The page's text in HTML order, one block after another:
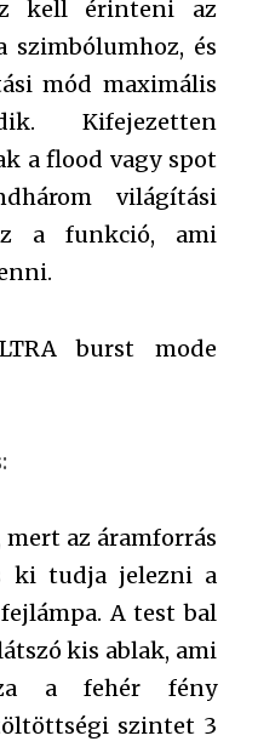
kell érinteni az
szimbólumhoz, és
mód maximális
Kifejezetten
a flood vagy spot
világítási
a funkció, ami
az áramforrás
ki tudja jelezni a
A test bal
kis ablak, ami
a fehér fény
szintet 3